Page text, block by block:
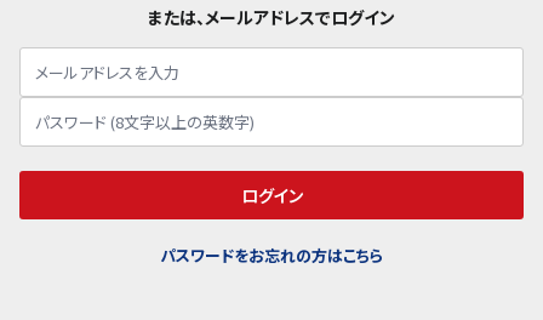
または、メールアドレスでログイン
ログイン
パスワードをお忘れの方はこちら